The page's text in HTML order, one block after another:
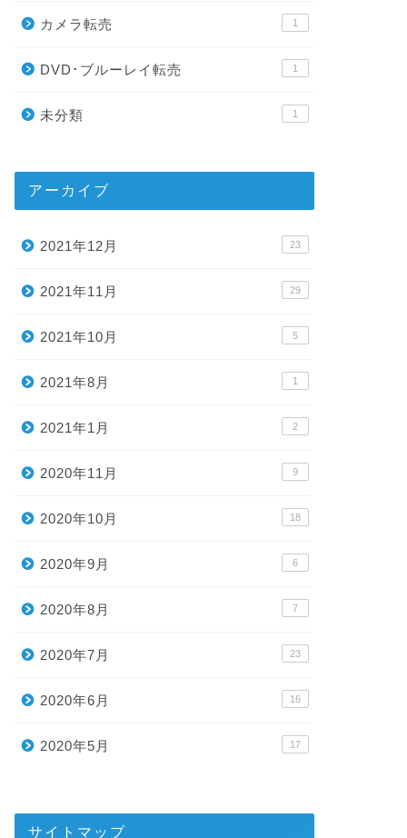
カメラ転売 1
DVD･ブルーレイ転売 1
未分類 1
アーカイブ
2021年12月 23
2021年11月 29
2021年10月 5
2021年8月 1
2021年1月 2
2020年11月 9
2020年10月 18
2020年9月 6
2020年8月 7
2020年7月 23
2020年6月 16
2020年5月 17
サイトマップ